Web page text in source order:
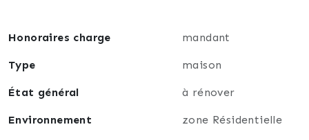
Je suis impatiente de vous rencontrer et de vous
aider à le réaliser.
Nathalie Simonin, joignable au 06.29.63.73.97 ou par
Honoraires charge mandant
Type maison
État général à rénover
Environnement zone Résidentielle